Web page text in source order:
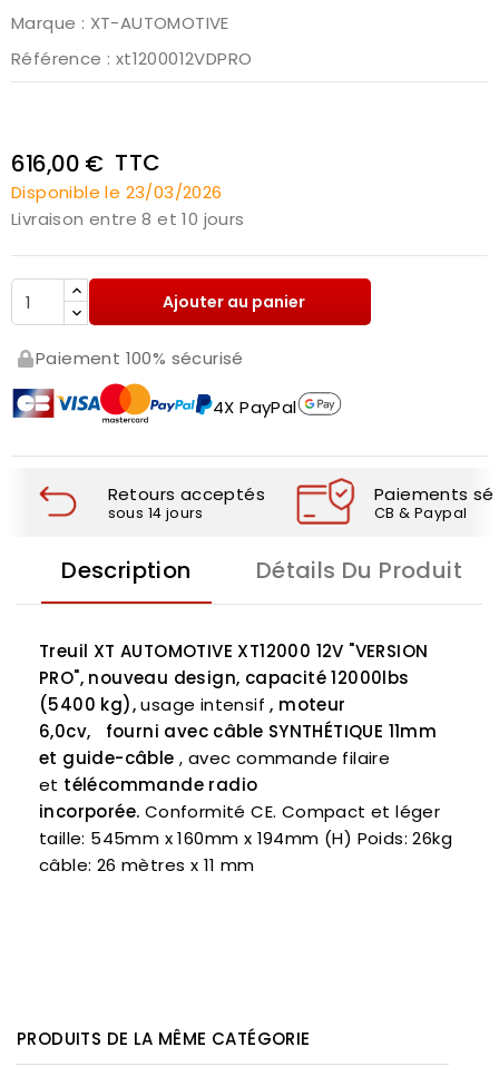
Marque : XT-AUTOMOTIVE
Référence : xt1200012VDPRO
616,00 € TTC
Disponible le 23/03/2026
Livraison entre 8 et 10 jours
Ajouter au panier
Paiement 100% sécurisé
4X PayPal
Retours acceptés
sous 14 jours
Paiements
CB & Paypal
Description Détails Du Produit
Treuil XT AUTOMOTIVE XT12000 12V "VERSION
PRO", nouveau design, capacité 12000lbs
(5400 kg),usage intensif, moteur
6,0cv,
fourni avec câble SYNTHÉTIQUE 11mm
et guide-câble , avec commande filaire
et télécommande radio
incorporée. Conformité CE. Compact et léger
taille: 545mm x 160mm x 194mm (H) Poids: 26kg
câble: 26 mètres x 11 mm
PRODUITS DE LA MÊME CATÉGORIE